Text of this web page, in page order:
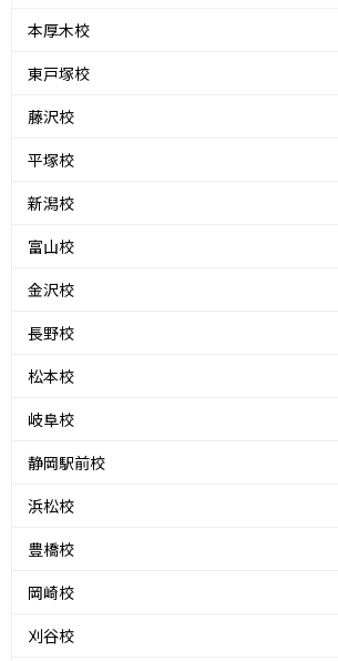
本厚木校
東戸塚校
藤沢校
平塚校
新潟校
富山校
金沢校
長野校
松本校
岐阜校
静岡駅前校
浜松校
豊橋校
岡崎校
刈谷校